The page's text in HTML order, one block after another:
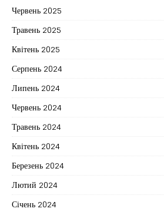
Червень 2025
Травень 2025
Квітень 2025
Серпень 2024
Липень 2024
Червень 2024
Травень 2024
Квітень 2024
Березень 2024
Лютий 2024
Січень 2024